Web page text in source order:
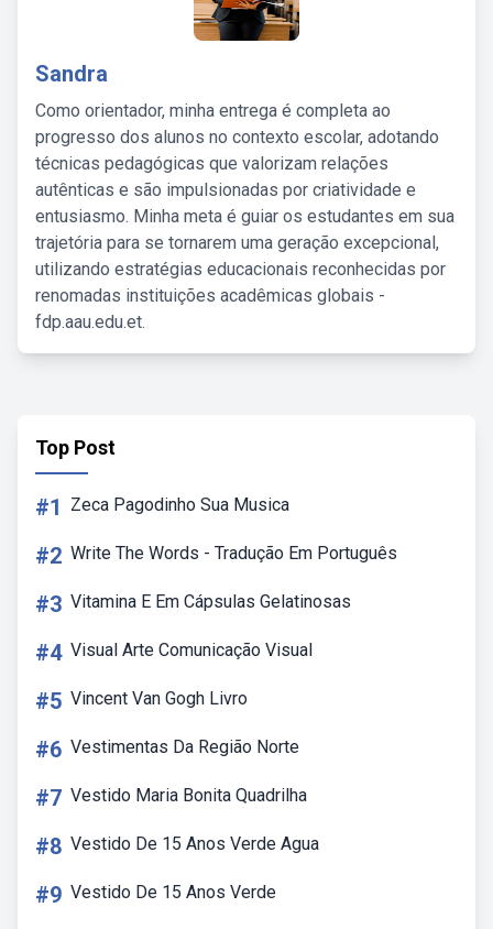
Sandra
Como orientador, minha entrega é completa ao
progresso dos alunos no contexto escolar, adotando
técnicas pedagógicas que valorizam relações
autênticas e são impulsionadas por criatividade e
entusiasmo. Minha meta é guiar os estudantes em sua
trajetória para se tornarem uma geração excepcional,
utilizando estratégias educacionais reconhecidas por
renomadas instituições acadêmicas globais -
fdp.aau.edu.et.
Top Post
#1 Zeca Pagodinho Sua Musica
#2 Write The Words - Tradução Em Português
#3 Vitamina E Em Cápsulas Gelatinosas
#4 Visual Arte Comunicação Visual
#5 Vincent Van Gogh Livro
#6 Vestimentas Da Região Norte
#7 Vestido Maria Bonita Quadrilha
#8 Vestido De 15 Anos Verde Agua
#9 Vestido De 15 Anos Verde